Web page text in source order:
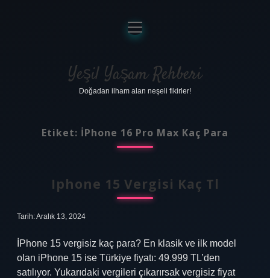
Anasayfa
Gizlilik Politikası
Yasal Uyarı
menüyü
aç
Yeşil Yaşam Rehberi
Doğadan ilham alan neşeli fikirler!
Etiket: İPhone 16 Pro Max Kaç Para
Iphone 15 Vergisi Kaç Tl
Tarih: Aralık 13, 2024
İPhone 15 vergisiz kaç para? En klasik ve ilk model
olan iPhone 15 ise Türkiye fiyatı: 49.999 TL’den
satılıyor. Yukarıdaki vergileri çıkarırsak vergisiz fiyat